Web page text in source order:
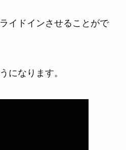
イドインさせることがで
になります。